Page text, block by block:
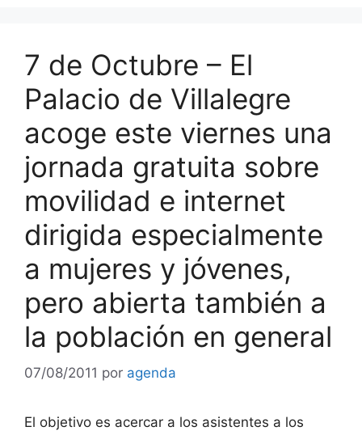
7 de Octubre – El
Palacio de Villalegre
acoge este viernes una
jornada gratuita sobre
movilidad e internet
dirigida especialmente
a mujeres y jóvenes,
pero abierta también a
la población en general
07/08/2011 por agenda
El objetivo es acercar a los asistentes a los